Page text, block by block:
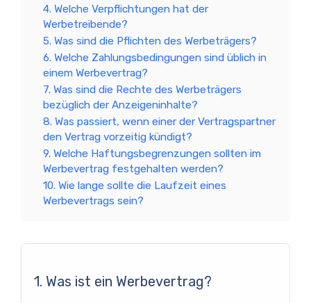
4. Welche Verpflichtungen hat der
Werbetreibende?
5. Was sind die Pflichten des Werbeträgers?
6. Welche Zahlungsbedingungen sind üblich in
einem Werbevertrag?
7. Was sind die Rechte des Werbeträgers
bezüglich der Anzeigeninhalte?
8. Was passiert, wenn einer der Vertragspartner
den Vertrag vorzeitig kündigt?
9. Welche Haftungsbegrenzungen sollten im
Werbevertrag festgehalten werden?
10. Wie lange sollte die Laufzeit eines
Werbevertrags sein?
1. Was ist ein Werbevertrag?